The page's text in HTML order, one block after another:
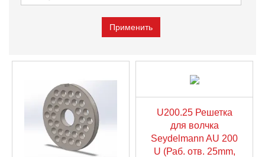
U200.25 Решетка
для волчка
Seydelmann AU 200
U (Раб. отв. 25mm,